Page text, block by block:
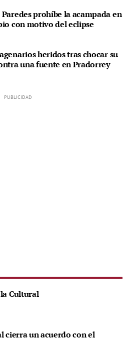
prohíbe la acampada en
con motivo del eclipse
heridos tras chocar su
una fuente en Pradorrey
Cultural
cierra un acuerdo con el